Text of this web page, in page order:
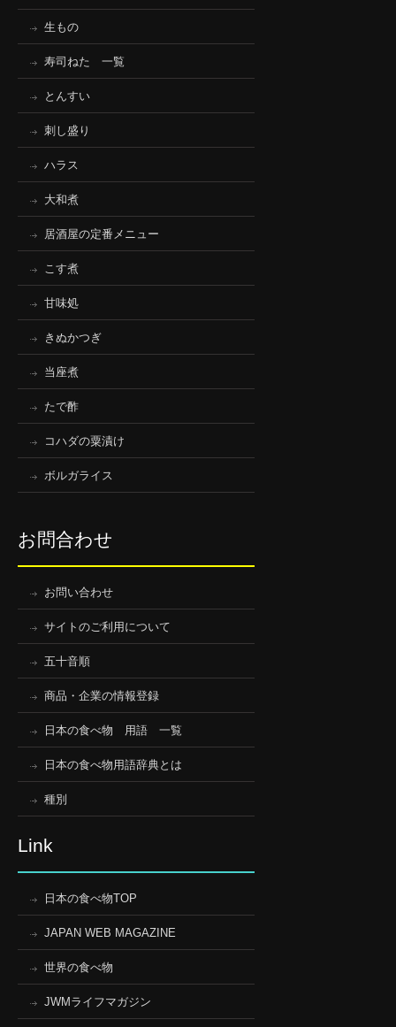
生もの
寿司ねた 一覧
とんすい
刺し盛り
ハラス
大和煮
居酒屋の定番メニュー
こす煮
甘味処
きぬかつぎ
当座煮
たで酢
コハダの粟漬け
ボルガライス
お問合わせ
お問い合わせ
サイトのご利用について
五十音順
商品・企業の情報登録
日本の食べ物 用語 一覧
日本の食べ物用語辞典とは
種別
Link
日本の食べ物TOP
JAPAN WEB MAGAZINE
世界の食べ物
JWMライフマガジン